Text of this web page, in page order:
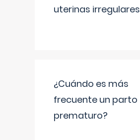
uterinas irregulares
¿Cuándo es más
frecuente un parto
prematuro?